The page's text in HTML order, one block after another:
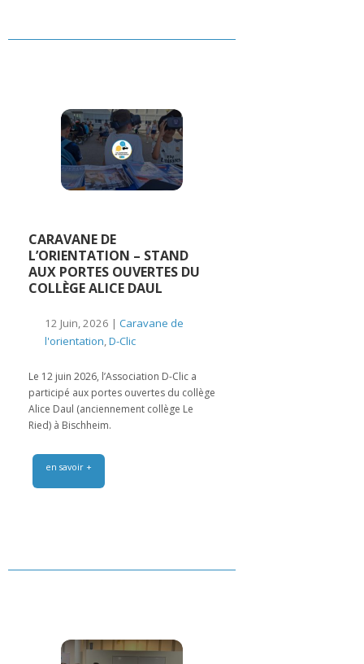
CARAVANE DE
L’ORIENTATION – STAND
AUX PORTES OUVERTES DU
COLLÈGE ALICE DAUL
12 Juin, 2026 | Caravane de
l'orientation,D-Clic
Le 12 juin 2026, l’Association D-Clic a
participé aux portes ouvertes du collège
Alice Daul (anciennement collège Le
Ried) à Bischheim.
en savoir +